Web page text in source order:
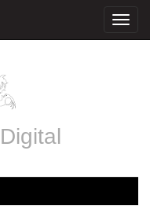
Digital